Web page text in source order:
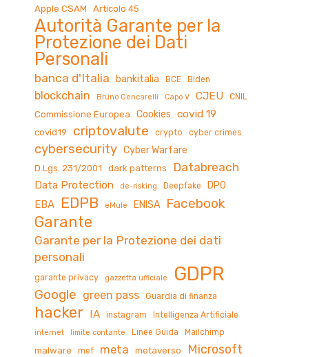
Apple CSAM Articolo 45
Autorità Garante per la
Protezione dei Dati
Personali
banca d'Italia bankitalia BCE Biden
blockchain Bruno Gencarelli Capo V CJEU CNIL
Commissione Europea Cookies covid 19
covid19 criptovalute crypto cyber crimes
cybersecurity Cyber Warfare
D.Lgs. 231/2001 dark patterns Databreach
Data Protection de-risking Deepfake DPO
EBA EDPB eMule ENISA Facebook
Garante
Garante per la Protezione dei dati
personali
garante privacy gazzetta ufficiale GDPR
Google green pass Guardia di finanza
hacker IA instagram Intelligenza Artificiale
internet limite contante Linee Guida Mailchimp
malware mef meta metaverso Microsoft